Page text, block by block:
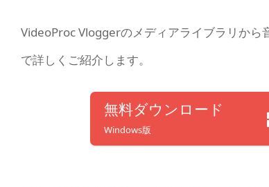
VideoProc Vloggerのメディアライブラリから
で詳しくご紹介します。
無料ダウンロード
Windows版